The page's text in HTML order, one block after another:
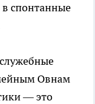
в спонтанные
Овнам
— это